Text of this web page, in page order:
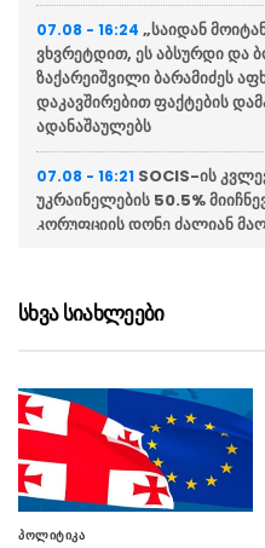
07.08 - 16:24 „საიდან
ვხვრეტდით, ეს აბსურდი და
ზაქარეიშვილი ბარამიძეს
დაკავშირებით ფაქტების
ადანაშაულებს
07.08 - 16:21 SOCIS-ის
უკრაინელების 50.5%
კორუფციის დონე ძალიან
07.08 - 16:15თურქეთმა
07.08 - 16:08
ისლანდიამ
არ ჩაერიოს ევროკავშირში
შესახებ დაგეგმილ
07.08 - 15:47საფრანგეთში
საბრძოლველად უკრაინელი
სხვა სიახლეები
პოლიტიკა